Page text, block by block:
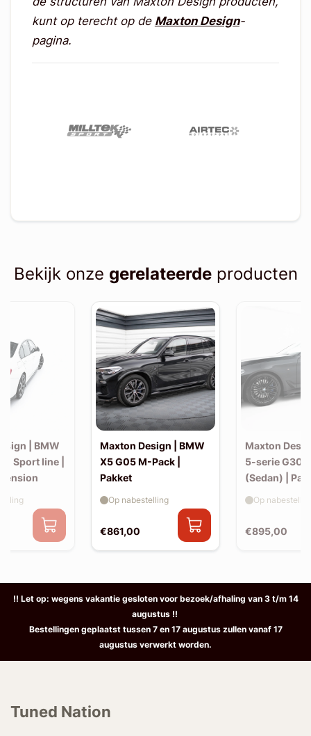
kunt op terecht op de Maxton Design-
pagina.
Bekijk onze gerelateerdeproducten
| BMW
Sport line |
Maxton Design | BMW
X5 G05 M-Pack |
Pakket
€861,00
Op nabestelling
Maxton
5-serie G30
(Sedan) |
€895,00
Op
!! Let op: wegens vakantie gesloten voor bezoek/afhaling van 3 t/m 14
augustus !!
Bestellingen geplaatst tussen 7 en 17 augustus zullen vanaf 17
augustus verwerkt worden.
Tuned Nation